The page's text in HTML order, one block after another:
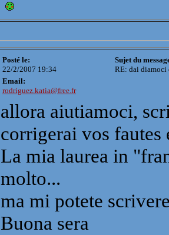
Posté le:
22/2/2007 19:34
Sujet du
RE: dai diamoci
Email:
rodriguez.katia@free.fr
allora aiutiamoci,
corrigerai vos fautes
La mia laurea in
molto...
ma mi potete
Buona sera